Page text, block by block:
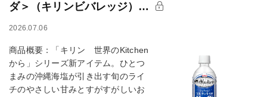
ダ＞（キリンビバレッジ）…
2026.07.06
商品概要：「キリン 世界のKitchen
から」シリーズ新アイテム。ひとつ
まみの沖縄海塩が引き出す旬のライ
チのやさしい甘みとすがすがしいお